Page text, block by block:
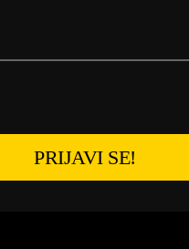
PRIJAVI SE!